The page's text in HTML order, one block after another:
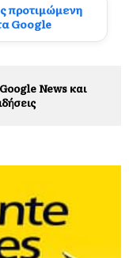
προτιμώμενη
Google
News και